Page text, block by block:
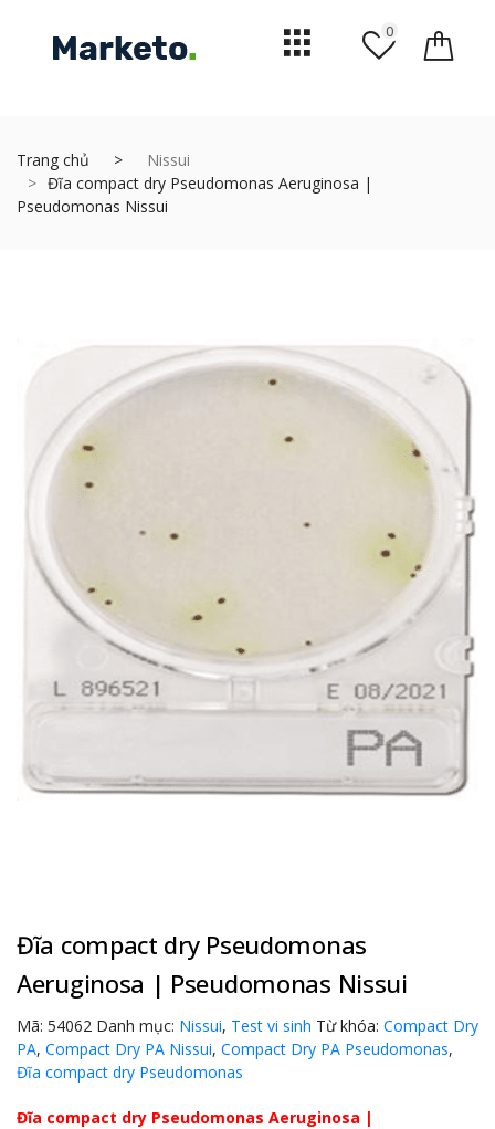
0
Trang chủ
Nissui
Đĩa compact dry Pseudomonas Aeruginosa |
Pseudomonas Nissui
Đĩa compact dry Pseudomonas
Aeruginosa | Pseudomonas Nissui
Mã: 54062 Danh mục: Nissui, Test vi sinh Từ khóa: Compact Dry
PA, Compact Dry PA Nissui, Compact Dry PA Pseudomonas,
Đĩa compact dry Pseudomonas
Đĩa compact dry Pseudomonas Aeruginosa |